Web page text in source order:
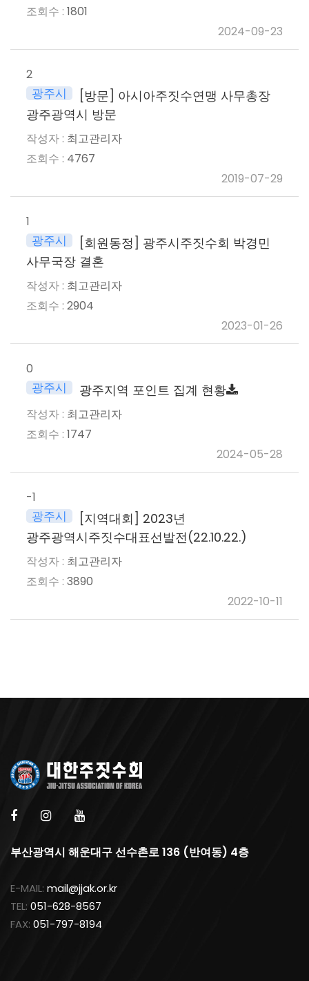
1801
2024-09-23
2
광주시
[방문] 아시아주짓수연맹 사무총장
광주광역시 방문
최고관리자
4767
2019-07-29
1
광주시
[회원동정] 광주시주짓수회 박경민
사무국장 결혼
최고관리자
2904
2023-01-26
0
광주시 광주지역 포인트 집계 현황
최고관리자
1747
2024-05-28
-1
광주시
[지역대회] 2023년
광주광역시주짓수대표선발전(22.10.22.)
최고관리자
3890
2022-10-11
부산광역시 해운대구 선수촌로 136 (반여동) 4층
E-MAIL: mail@jjak.or.kr
TEL: 051-628-8567
FAX: 051-797-8194